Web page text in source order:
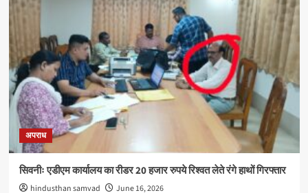
अपराध
सिवनीः एडीएम कार्यालय का रीडर 20 हजार रुपये रिश्वत लेते रंगे हाथों गिरफ्तार
hindusthan samvad June 16, 2026